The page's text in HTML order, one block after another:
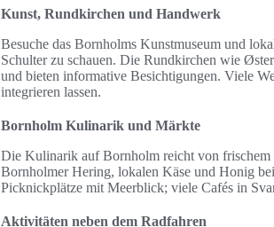
Kunst, Rundkirchen und Handwerk
Besuche das Bornholms Kunstmuseum und
Schulter zu schauen. Die Rundkirchen wie
und bieten informative Besichtigungen. Viele
integrieren lassen.
Bornholm Kulinarik und Märkte
Die Kulinarik auf Bornholm reicht von frischem
Bornholmer Hering, lokalen Käse und Honig
Picknickplätze mit Meerblick; viele Cafés in
Aktivitäten neben dem Radfahren